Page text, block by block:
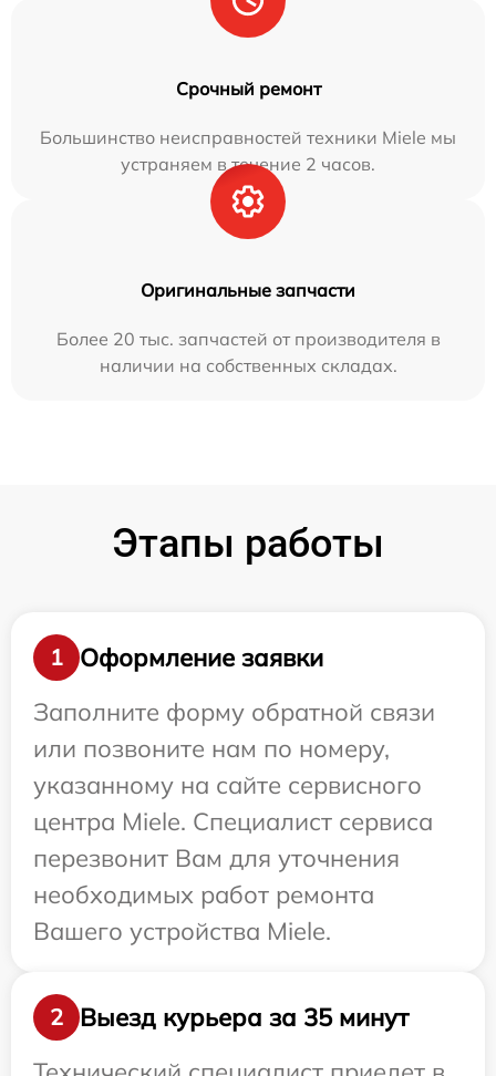
Срочный ремонт
Большинство неисправностей техники Miele мы
устраняем в течение 2 часов.
Оригинальные запчасти
Более 20 тыс. запчастей от производителя в
наличии на собственных складах.
Этапы работы
1
Оформление заявки
Заполните форму обратной связи
или позвоните нам по номеру,
указанному на сайте сервисного
центра Miele. Специалист сервиса
перезвонит Вам для уточнения
необходимых работ ремонта
Вашего устройства Miele.
2
Выезд курьера за 35 минут